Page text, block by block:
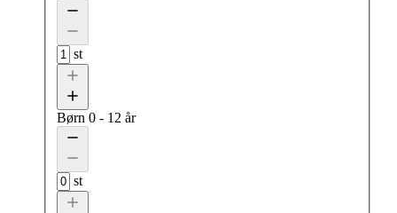
st
Børn 0 - 12 år
st